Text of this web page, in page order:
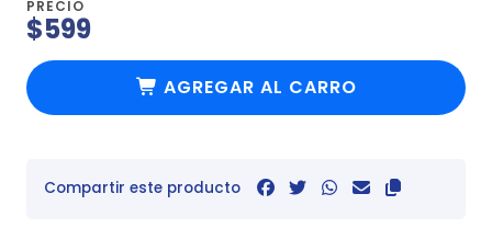
PRECIO
$599
AGREGAR AL CARRO
Compartir este producto